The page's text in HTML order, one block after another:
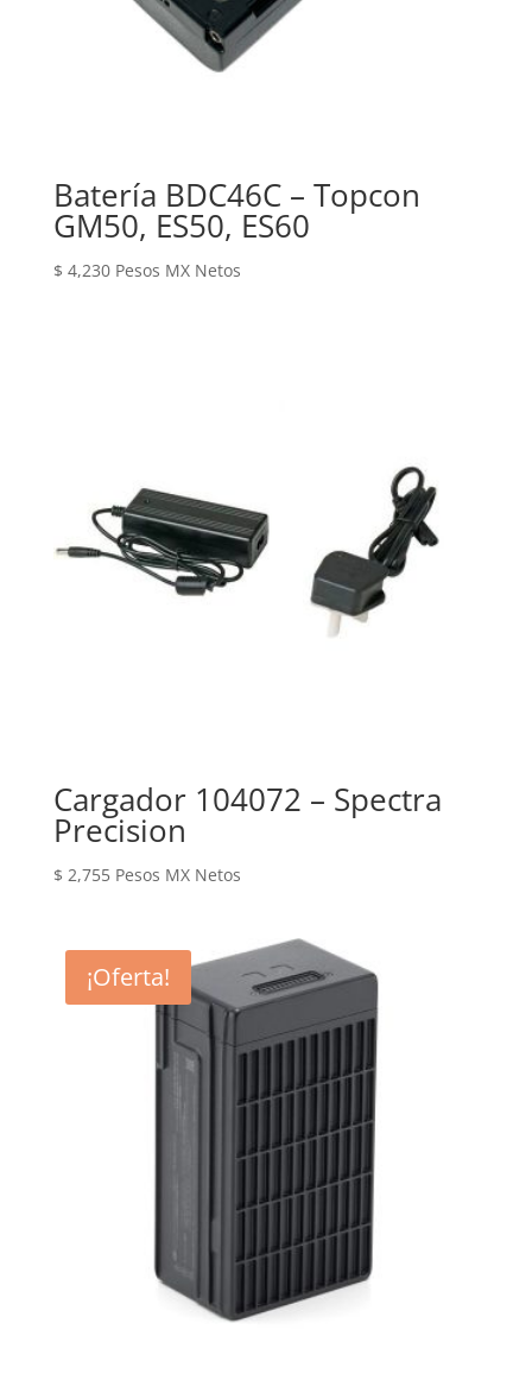
Batería BDC46C – Topcon
GM50, ES50, ES60
$ 4,230 Pesos MX Netos
Cargador 104072 – Spectra
Precision
$ 2,755 Pesos MX Netos
¡Oferta!